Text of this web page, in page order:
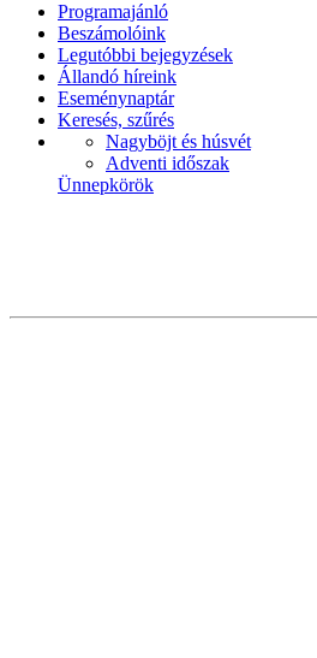
Programajánló
Beszámolóink
Legutóbbi bejegyzések
Állandó híreink
Eseménynaptár
Keresés, szűrés
Nagyböjt és húsvét
Adventi időszak
Ünnepkörök